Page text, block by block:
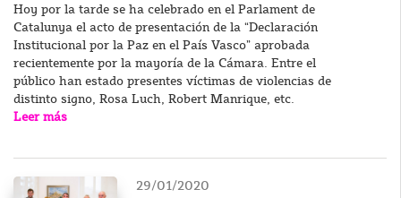
Hoy por la tarde se ha celebrado en el Parlament de
Catalunya el acto de presentación de la “Declaración
Institucional por la Paz en el País Vasco” aprobada
recientemente por la mayoría de la Cámara. Entre el
público han estado presentes víctimas de violencias de
distinto signo, Rosa Luch, Robert Manrique, etc.
Leer más
29/01/2020